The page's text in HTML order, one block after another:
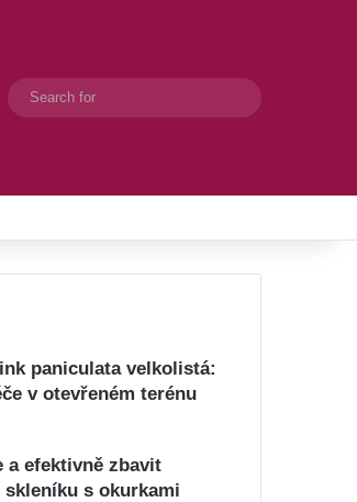
Switch skin
paniculata velkolistá:
v otevřeném terénu
a efektivně zbavit
skleníku s okurkami